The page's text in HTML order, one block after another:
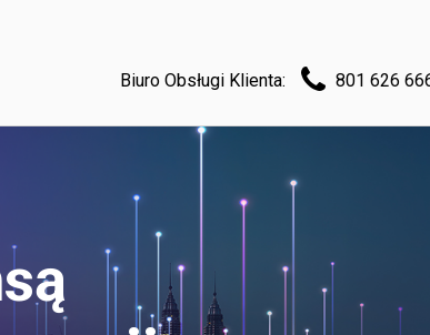
Biuro Obsługi Klienta: 801 626